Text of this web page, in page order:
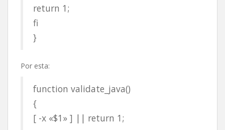
return 1;
fi
}
Por esta:
function validate_java()
{
[ -x «$1» ] || return 1;